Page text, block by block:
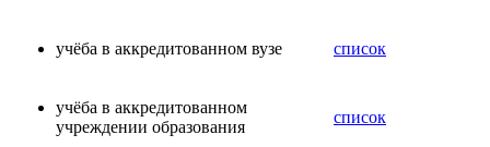
учёба в аккредитованном вузе список
учёба в аккредитованном
учреждении образования
список